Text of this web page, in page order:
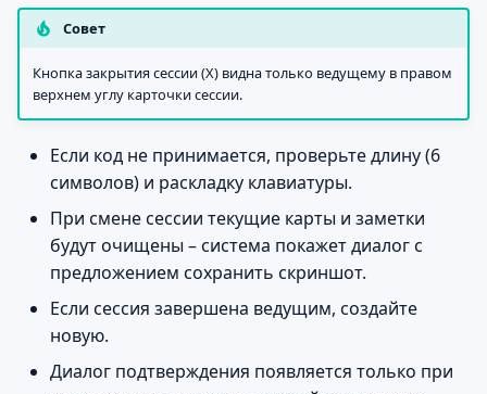
Совет
Кнопка закрытия сессии (X) видна только ведущему в правом
верхнем углу карточки сессии.
Если код не принимается, проверьте длину (6
символов) и раскладку клавиатуры.
При смене сессии текущие карты и заметки
будут очищены – система покажет диалог с
предложением сохранить скриншот.
Если сессия завершена ведущим, создайте
новую.
Диалог подтверждения появляется только при